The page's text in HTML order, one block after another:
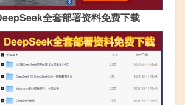
全套部署资料免费下载